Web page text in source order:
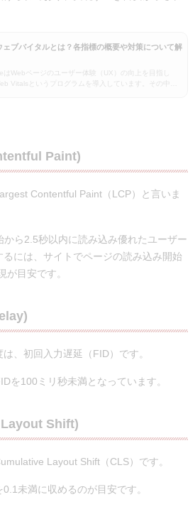
ェブバイタルとは？各指標の概要や対策について解
はWebページのユーザー体験（UX）の向上を目指し
Vitalsというプログラムを導入しています。その中で
Paint)
Contentful Paint（LCP）と言いま
ら2.5秒以内に読み込み優れたユーザー
には、サイトでページの読み込み開始
が目安です。
、初回入力遅延（FID）です。
を100ミリ秒未満となっています。
Shift)
Layout Shift（CLS）です。
未満に収めるのが目安です。